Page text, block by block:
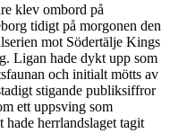
klev ombord på
tidigt på morgonen den
mot Södertälje Kings
Ligan hade dykt upp som
och initialt mötts av
stigande publiksiffror
ett uppsving som
herrlandslaget tagit